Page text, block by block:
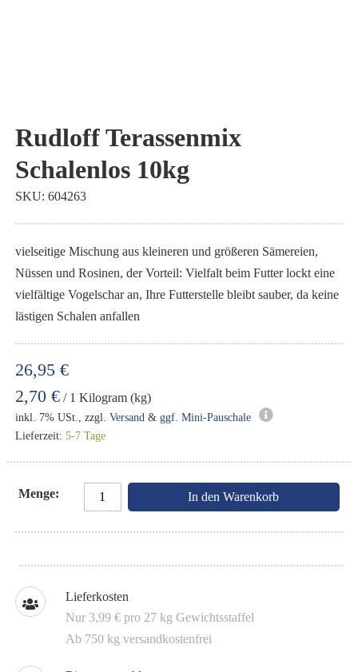
Anfang
der
Bildgalerie
springen
Rudloff Terassenmix
Schalenlos 10kg
26,95 €
2,70 € / 1 Kilogram (kg)
inkl. 7% USt., zzgl.Versand &ggf. Mini-Pauschale
Lieferzeit:5-7 Tage
Menge In den Warenkorb
vielseitige Mischung aus kleineren und größeren Sämereien,
Nüssen und Rosinen, der Vorteil: Vielfalt beim Futter lockt eine
vielfältige Vogelschar an, Ihre Futterstelle bleibt sauber, da keine
lästigen Schalen anfallen
SKU 604263
Lieferkosten
Nur 3,99 € pro 27 kg Gewichtsstaffel
Ab 750 kg versandkostenfrei